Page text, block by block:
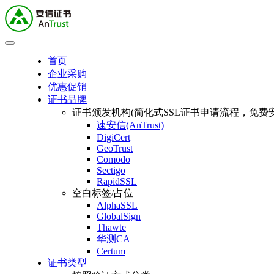
首页
企业采购
优惠促销
证书品牌
证书颁发机构(简化式SSL证书申请流程，免费
速安信(AnTrust)
DigiCert
GeoTrust
Comodo
Sectigo
RapidSSL
空白标签/占位
AlphaSSL
GlobalSign
Thawte
华测CA
Certum
证书类型